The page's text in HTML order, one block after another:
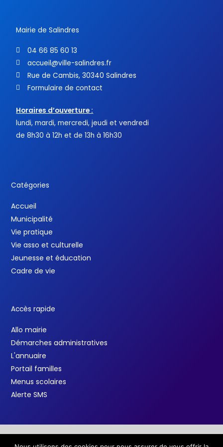
Mairie de Salindres
04 66 85 60 13
accueil@ville-salindres.fr
Rue de Cambis, 30340 Salindres
Formulaire de contact
Horaires d’ouverture :
lundi, mardi, mercredi, jeudi et vendredi
de 8h30 à 12h et de 13h à 16h30
Catégories
Accueil
Municipalité
Vie pratique
Vie asso et culturelle
Jeunesse et éducation
Cadre de vie
Accès rapide
Allo mairie
Démarches administratives
L'annuaire
Portail familles
Menus scolaires
Alerte SMS